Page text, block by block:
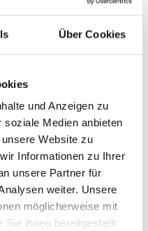
Über Cookies
und Anzeigen zu
soziale Medien anbieten
Website zu
Informationen zu Ihrer
unsere Partner für
weiter. Unsere
möglicherweise mit
Sie ihnen bereitgestellt
cm
geliefert wird, kann er beim